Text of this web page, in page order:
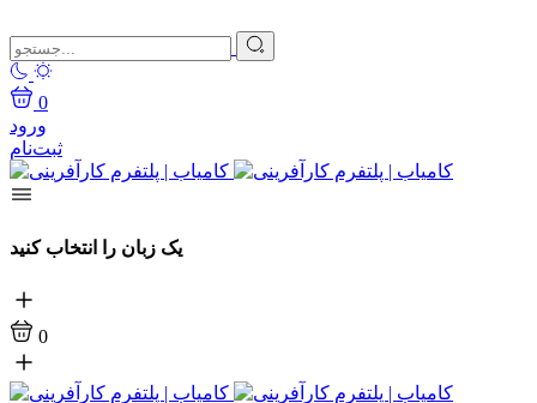
0
ورود
ثبت‌نام
یک زبان را انتخاب کنید
0